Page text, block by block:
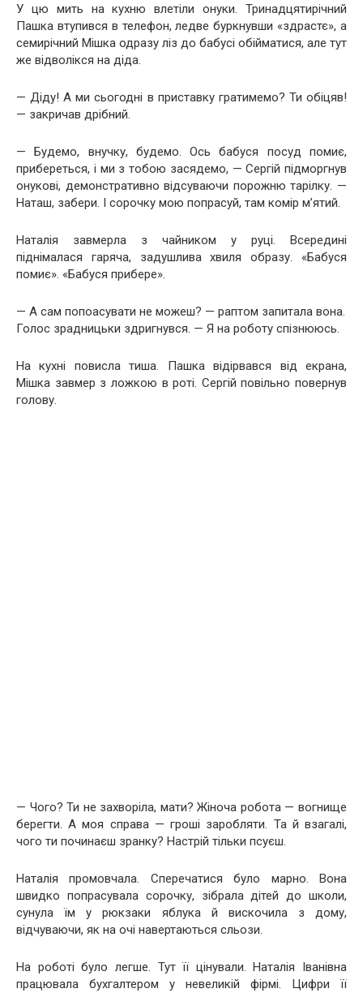
У цю мить на кухню влетіли онуки. Тринадцятирічний
Пашка втупився в телефон, ледве буркнувши «здрастє», а
семирічний Мішка одразу ліз до бабусі обійматися, але тут
же відволікся на діда.
— Діду! А ми сьогодні в приставку гратимемо? Ти обіцяв!
— закричав дрібний.
— Будемо, внучку, будемо. Ось бабуся посуд помиє,
прибереться, і ми з тобою засядемо, — Сергій підморгнув
онукові, демонстративно відсуваючи порожню тарілку. —
Наташ, забери. І сорочку мою попрасуй, там комір м’ятий.
Наталія завмерла з чайником у руці. Всередині
піднімалася гаряча, задушлива хвиля образу. «Бабуся
помиє». «Бабуся прибере».
— А сам попоасувати не можеш? — раптом запитала вона.
Голос зрадницьки здригнувся. — Я на роботу спізнююсь.
На кухні повисла тиша. Пашка відірвався від екрана,
Мішка завмер з ложкою в роті. Сергій повільно повернув
голову.
— Чого? Ти не захворіла, мати? Жіноча робота — вогнище
берегти. А моя справа — гроші заробляти. Та й взагалі,
чого ти починаєш зранку? Настрій тільки псуєш.
Наталія промовчала. Сперечатися було марно. Вона
швидко попрасувала сорочку, зібрала дітей до школи,
сунула їм у рюкзаки яблука й вискочила з дому,
відчуваючи, як на очі навертаються сльози.
На роботі було легше. Тут її цінували. Наталія Іванівна
працювала бухгалтером у невеликій фірмі. Цифри її